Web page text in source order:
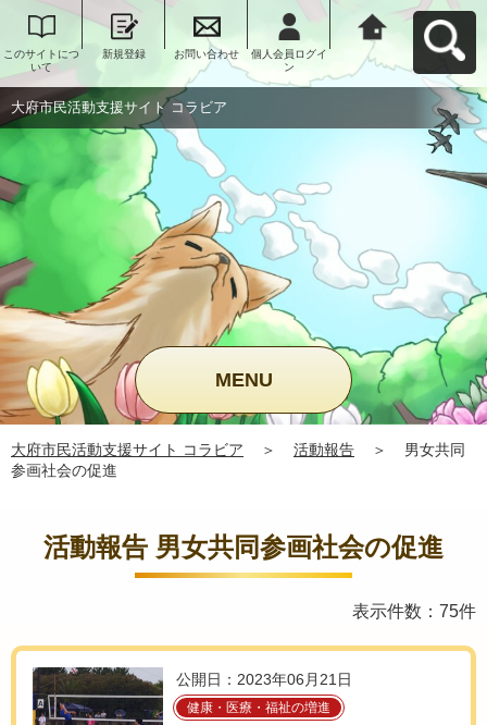
このサイトにつ
いて
新規登録 お問い合わせ
個人会員ログイ
ン
大府市民活動支
援サイト コラビ
アへ戻る
大府市民活動支援サイト コラビア
MENU
大府市民活動支援サイト コラビア ＞ 活動報告 ＞
男女共同
参画社会の促進
活動報告 男女共同参画社会の促進
表示件数：75件
公開日：2023年06月21日
健康・医療・福祉の増進